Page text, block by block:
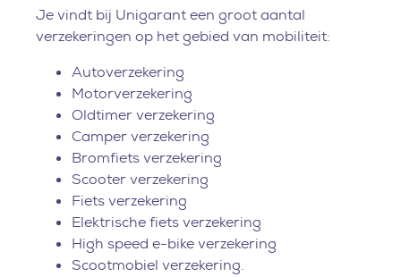
Je vindt bij Unigarant een groot aantal
verzekeringen op het gebied van mobiliteit:
Autoverzekering
Motorverzekering
Oldtimer verzekering
Camper verzekering
Bromfiets verzekering
Scooter verzekering
Fiets verzekering
Elektrische fiets verzekering
High speed e-bike verzekering
Scootmobiel verzekering.